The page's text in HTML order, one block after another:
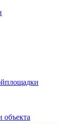
объекта